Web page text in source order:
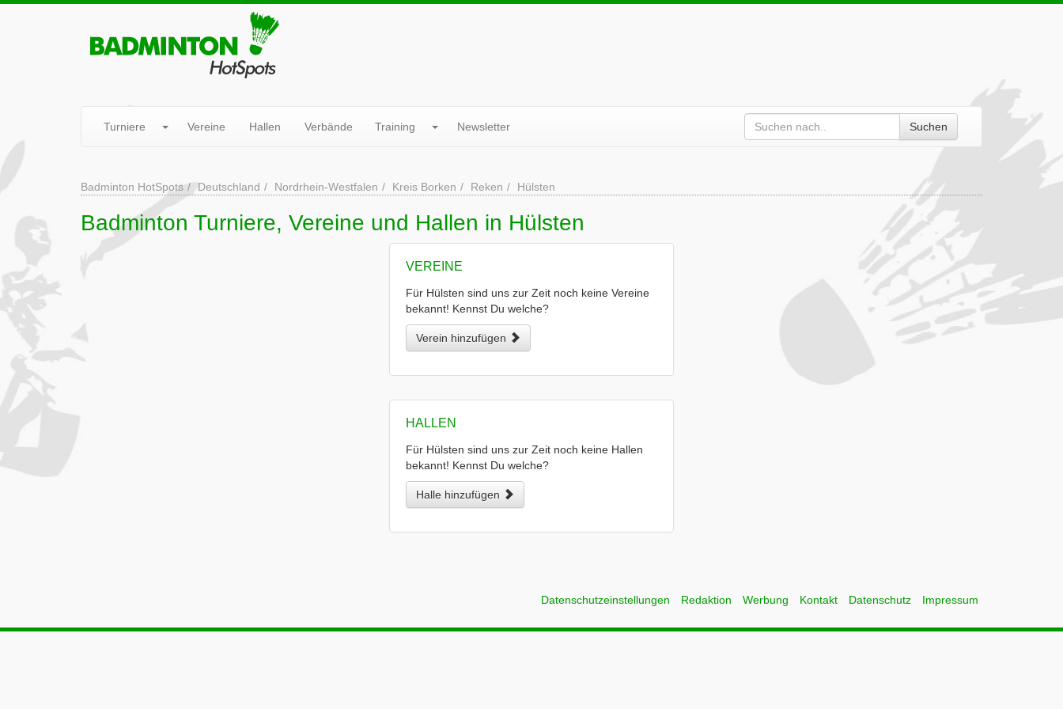
Turniere Vereine Hallen Verbände Training Newsletter Suchen
Badminton HotSpots Deutschland Nordrhein-Westfalen Kreis Borken Reken Hülsten
Badminton Turniere, Vereine und Hallen in Hülsten
VEREINE
Für Hülsten sind uns zur Zeit noch keine Vereine
bekannt! Kennst Du welche?
Verein hinzufügen
HALLEN
Für Hülsten sind uns zur Zeit noch keine Hallen
bekannt! Kennst Du welche?
Halle hinzufügen
Datenschutzeinstellungen Redaktion Werbung Kontakt Datenschutz Impressum